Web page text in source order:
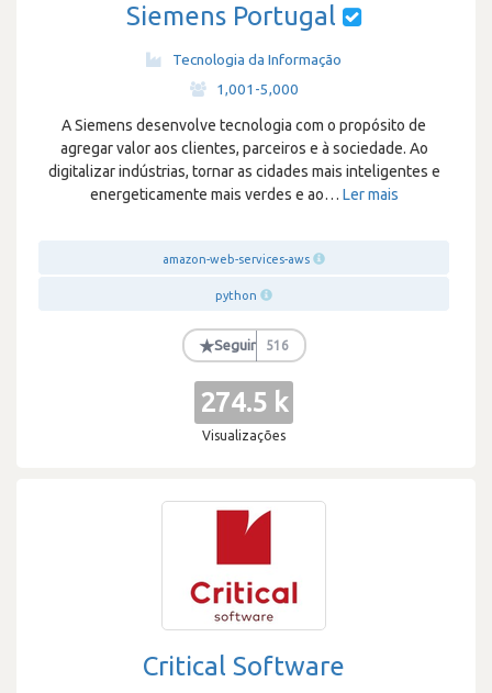
Siemens Portugal
Tecnologia da Informação
1,001-5,000
A Siemens desenvolve tecnologia com o propósito de
agregar valor aos clientes, parceiros e à sociedade. Ao
digitalizar indústrias, tornar as cidades mais inteligentes e
energeticamente mais verdes e ao… Ler mais
amazon-web-services-aws
python
★Seguir 516
274.5 k
Visualizações
Critical Software